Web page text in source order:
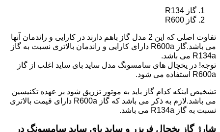
گاز R134
گاز R600
تفاوت اصلی که این 2 مدل گاز باهم دارند در کارایی و راندمان آنها
می باشد.گاز R600a دارای کارایی و راندمان بالاتری نسبت به گاز
R134a می باشد.
توجه! در یخچال های سامسونگ مدل ساید بای ساید اغلب از گاز
R600a استفاده می شود.
تشخیص اینکه کدام گاز باید به موتور تزریق شود بر عهده تکنیسین
می باشد.لازم به ذکر می باشد که گاز R600a دارای قیمت بالاتری
نسبت به گاز R134a می باشد.
شارژ گاز یخچال فریزر و ساید بای ساید سامسونگ در